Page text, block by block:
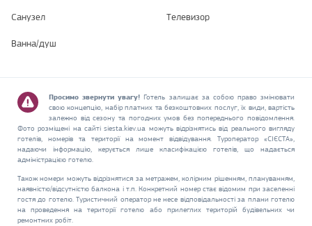
Санузел Телевизор
Ванна/душ
Просимо звернути увагу! Готель залишає за собою право змінювати
свою концепцію, набір платних та безкоштовних послуг, їх види, вартість
залежно від сезону та погодних умов без попереднього повідомлення.
Фото розміщені на сайті siesta.kiev.ua можуть відрізнятись від реального вигляду
готелів, номерів та території на момент відвідування. Туроператор «СІЄСТА»,
надаючи інформацію, керується лише класифікацією готелів, що надається
адміністрацією готелю.
Також номери можуть відрізнятися за метражем, колірним рішенням, плануванням,
наявністю/відсутністю балкона і т.п. Конкретний номер стає відомим при заселенні
гостя до готелю. Туристичний оператор не несе відповідальності за плани готелю
на проведення на території готелю або прилеглих територій будівельних чи
ремонтних робіт.